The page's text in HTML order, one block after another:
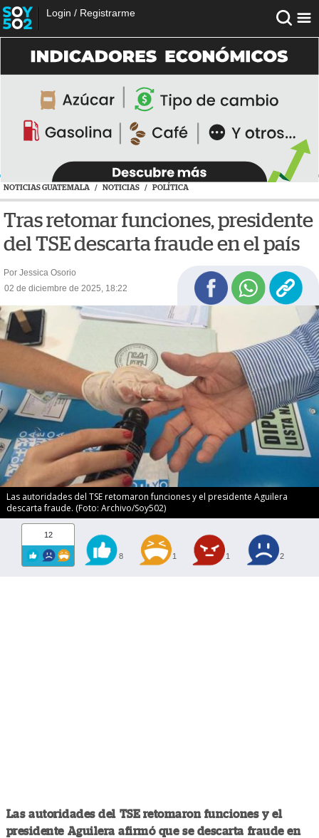
Login / Registrarme
NOTICIAS GUATEMALA / NOTICIAS / POLÍTICA
Tras retomar funciones, presidente
del TSE descarta fraude en el país
Por Jessica Osorio
02 de diciembre de 2025, 18:22
Las autoridades del TSE retomaron funciones y el presidente Aguilera
descarta fraude. (Foto: Archivo/Soy502)
12
8 1 1 2
Las autoridades del TSE retomaron funciones y el
presidente Aguilera afirmó que se descarta fraude en